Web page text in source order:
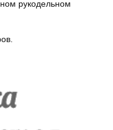
рукодельном